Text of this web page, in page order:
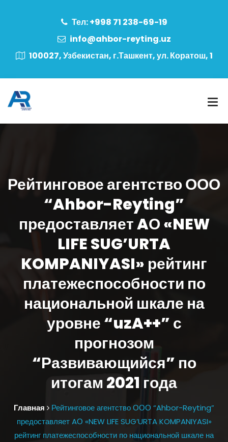
Тел: +998 71 238-69-19
info@ahbor-reyting.uz
100027, Узбекистан, г.Ташкент, ул. Коратош, 1
Рейтинговое агентство ООО
“Ahbor-Reyting”
предоставляет AО «NEW
LIFE SUG’URTA
KOMPANIYASI» рейтинг
платежеспособности по
национальной шкале на
уровне “uzA++” с
прогнозом
“Развивающийся” по
итогам 2021 года
Главная
Рейтинговое агентство ООО “Ahbor-Reyting”
предоставляет AО «NEW LIFE SUG’URTA KOMPANIYASI»
рейтинг платежеспособности по национальной шкале на